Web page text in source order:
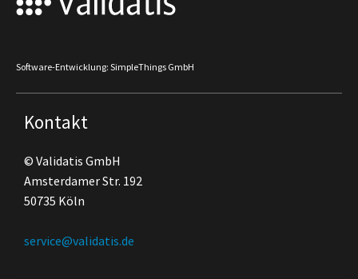
Software-Entwicklung: SimpleThings GmbH
Kontakt
© Validatis GmbH
Amsterdamer Str. 192
50735 Köln
service@validatis.de